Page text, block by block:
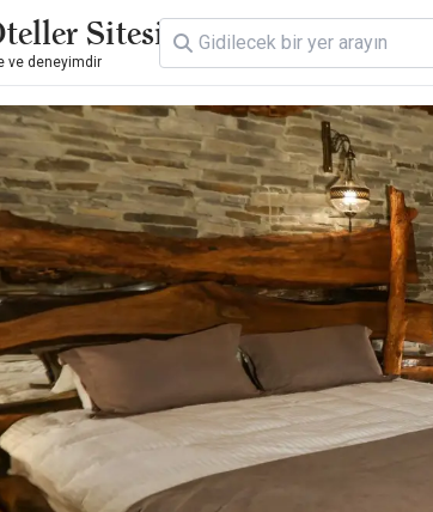
Sitesi
ve deneyimdir